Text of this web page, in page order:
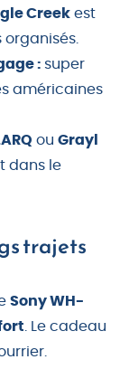
Creek est
organisés.
: super
américaines
ou Grayl
dans le
trajets
Sony WH-
. Le cadeau